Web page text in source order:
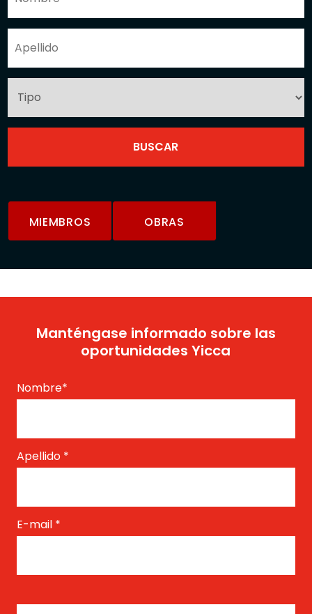
MIEMBROS OBRAS
Manténgase informado sobre las
oportunidades Yicca
Nombre*
Apellido *
E-mail *